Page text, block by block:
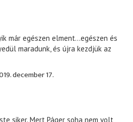
már egészen elment…egészen és
maradunk, és újra kezdjük az
december 17.
siker. Mert Páger soha nem volt